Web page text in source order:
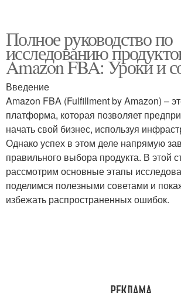
Полное руководство по
исследованию
Amazon FBA: Уроки и
Введение
Amazon FBA (Fulfillment by Amazon) –
платформа, которая позволяет
начать свой бизнес, используя
Однако успех в этом деле напрямую
правильного выбора продукта. В этой
рассмотрим основные этапы
поделимся полезными советами и
избежать распространенных ошибок.